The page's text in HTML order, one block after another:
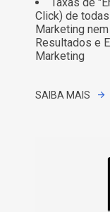
Click) de
Marketing
Resultados e
Marketing
SAIBA MAIS